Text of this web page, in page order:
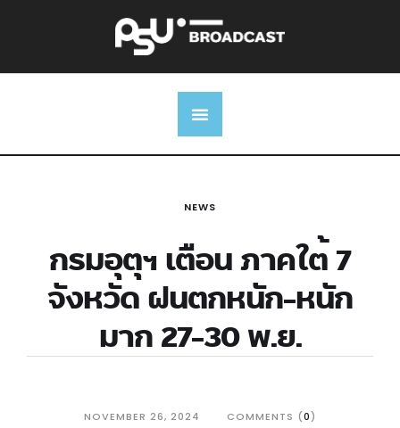
NEWS
กรมอุตุฯ เตือน ภาคใต้ 7
จังหวัด ฝนตกหนัก-หนัก
มาก 27-30 พ.ย.
NOVEMBER 26, 2024 COMMENTS (0)